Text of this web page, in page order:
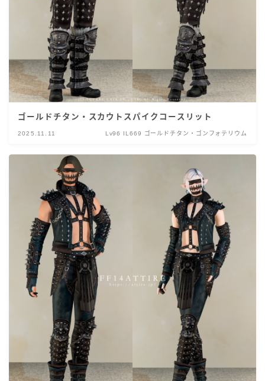
ゴールドチタン・スカウトスパイクコースリット
2025.11.11 Lv96 IL669 ゴールドチタン・ゴンフォテリウム